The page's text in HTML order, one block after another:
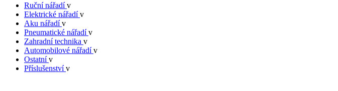
Ruční nářadív
Elektrické nářadív
Aku nářadív
Pneumatické nářadív
Zahradní technika v
Automobilové nářadív
Ostatnív
Příslušenstvív